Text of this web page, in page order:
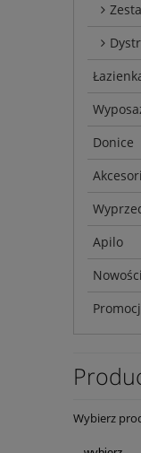
Donice
Apilo
Nowości
Wybierz